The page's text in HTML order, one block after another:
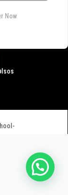
Now